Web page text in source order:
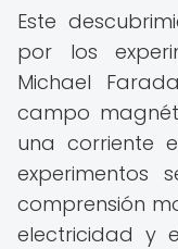
Este
por los
Michael
campo
una corriente
experimentos
comprensión
electricidad y